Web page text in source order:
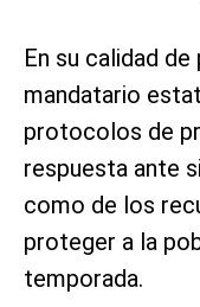
En su calidad
mandatario
protocolos de
respuesta ante
como de los
proteger a la
temporada.